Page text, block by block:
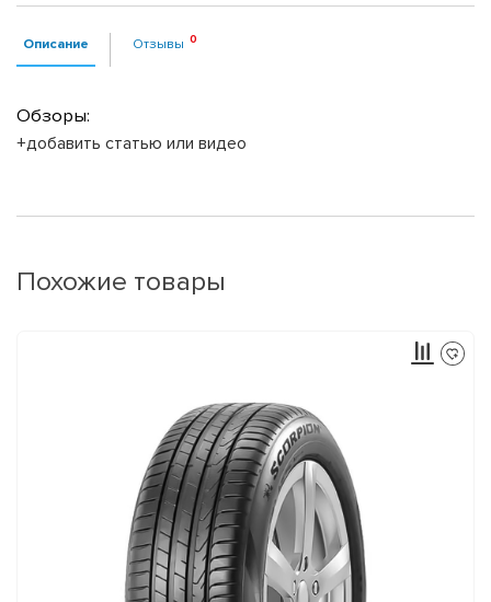
Описание Отзывы
Обзоры:
+добавить статью или видео
Похожие товары